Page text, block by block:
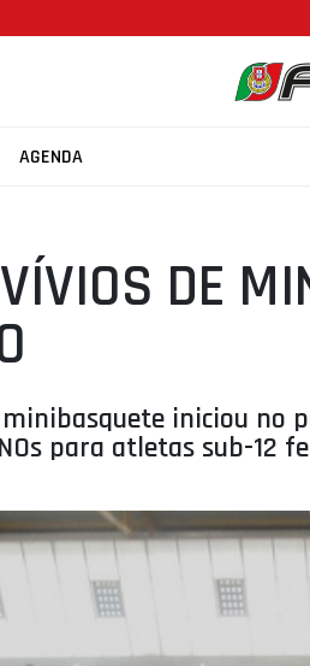
AGENDA
DE
iniciou no
para atletas sub-12